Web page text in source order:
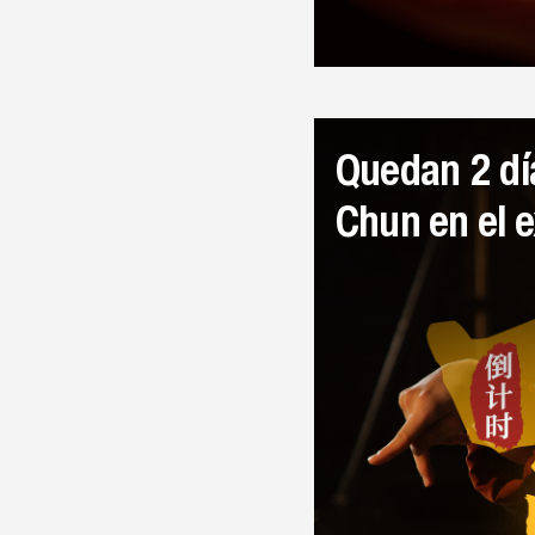
Quedan 2 días para el debut de Wing
Chun en el